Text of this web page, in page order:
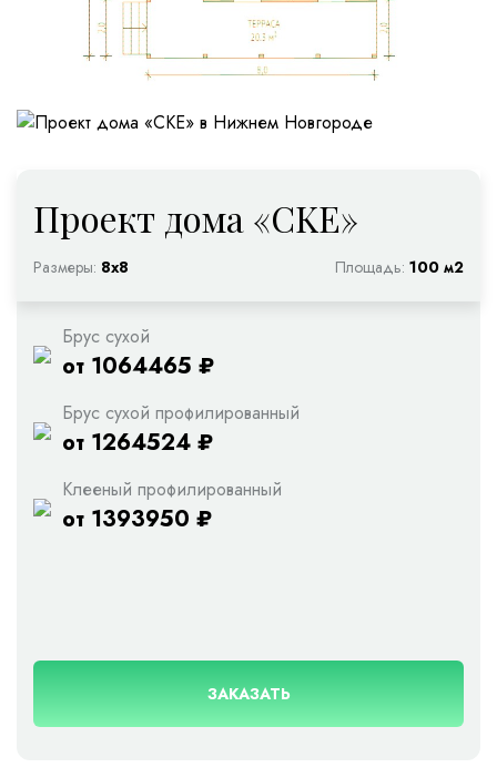
Проект дома «CKE»
Размеры: 8х8 Площадь: 100 м2
Брус сухой
от 1064465 ₽
Брус сухой профилированный
от 1264524 ₽
Клееный профилированный
от 1393950 ₽
ЗАКАЗАТЬ